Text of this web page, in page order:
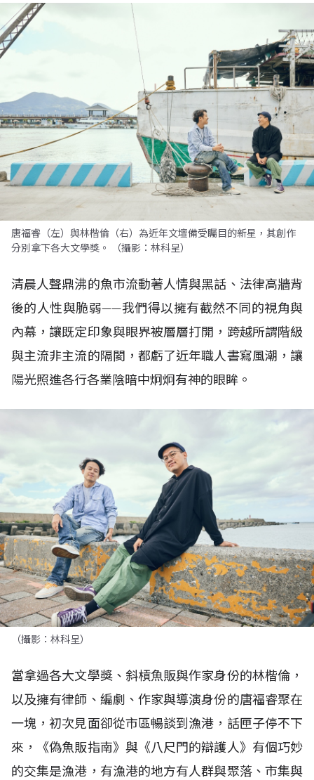
唐福睿（左）與林楷倫（右）為近年文壇備受矚目的新星，其創作
分別拿下各大文學獎。 （攝影：林科呈）
清晨人聲鼎沸的魚市流動著人情與黑話、法律高牆背
後的人性與脆弱——我們得以擁有截然不同的視角與
內幕，讓既定印象與眼界被層層打開，跨越所謂階級
與主流非主流的隔閡，都虧了近年職人書寫風潮，讓
陽光照進各行各業陰暗中炯炯有神的眼眸。
（攝影：林科呈）
當拿過各大文學獎、斜槓魚販與作家身份的林楷倫，
以及擁有律師、編劇、作家與導演身份的唐福睿聚在
一塊，初次見面卻從市區暢談到漁港，話匣子停不下
來，《偽魚販指南》與《八尺門的辯護人》有個巧妙
的交集是漁港，有漁港的地方有人群與聚落、市集與